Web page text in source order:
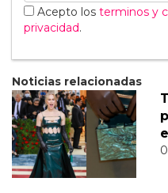
Acepto los terminos y
privacidad.
Noticias relacionadas